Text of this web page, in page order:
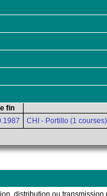
fin
CHI - Portillo (1 courses)
distribution ou